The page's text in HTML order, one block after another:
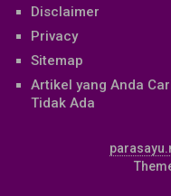
Disclaimer
Privacy
Sitemap
Artikel yang Anda
Tidak Ada